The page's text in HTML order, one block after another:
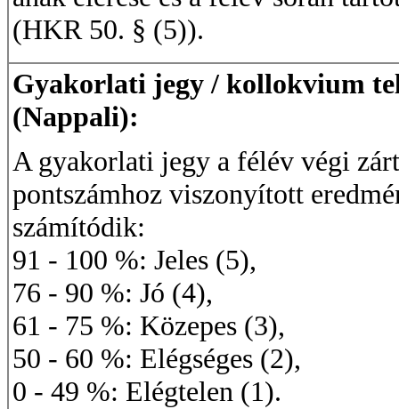
(HKR 50. § (5)).
Gyakorlati jegy / kollokvium
(Nappali):
A gyakorlati jegy a félév végi
pontszámhoz viszonyított
számítódik:
91 - 100 %: Jeles (5),
76 - 90 %: Jó (4),
61 - 75 %: Közepes (3),
50 - 60 %: Elégséges (2),
0 - 49 %: Elégtelen (1).